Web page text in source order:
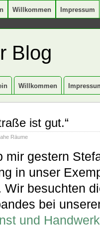
Willkommen Impressum
Blog
Willkommen
ist gut.“
Räume
mir gestern
in unser
Wir besuchten
bei
und Handwerk